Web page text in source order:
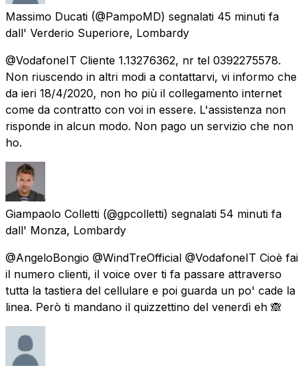
Massimo Ducati (@PampoMD) segnalati 45 minuti fa
dall' Verderio Superiore, Lombardy
@VodafoneIT Cliente 1.13276362, nr tel 0392275578.
Non riuscendo in altri modi a contattarvi, vi informo che
da ieri 18/4/2020, non ho più il collegamento internet
come da contratto con voi in essere. L'assistenza non
risponde in alcun modo. Non pago un servizio che non
ho.
Giampaolo Colletti (@gpcolletti) segnalati 54 minuti fa
dall' Monza, Lombardy
@AngeloBongio @WindTreOfficial @VodafoneIT Cioè fai
il numero clienti, il voice over ti fa passare attraverso
tutta la tastiera del cellulare e poi guarda un po' cade la
linea. Però ti mandano il quizzettino del venerdì eh 🙈